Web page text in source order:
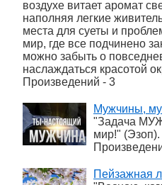
воздухе витает аромат
наполняя легкие
места для суеты и
мир, где все подчинено
можно забыть о
наслаждаться красотой
Произведений - 3
Мужчины,
"Задача
мир!" (Эзоп).
Пейзажная